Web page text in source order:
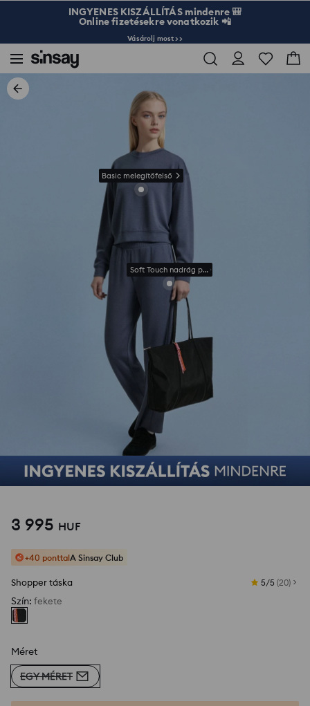
INGYENES KISZÁLLÍTÁS mindenre 🎒
Online fizetésekre vonatkozik 📲
Vásárolj most >>
Soft Touch nadrág puha kötött anyagból, viszkóz
Basic melegítőfelső
3 995 HUF
+40 ponttalA Sinsay Club
Shopper táska 5/5 (20)
Szín: fekete
Méret
EGY MÉRET